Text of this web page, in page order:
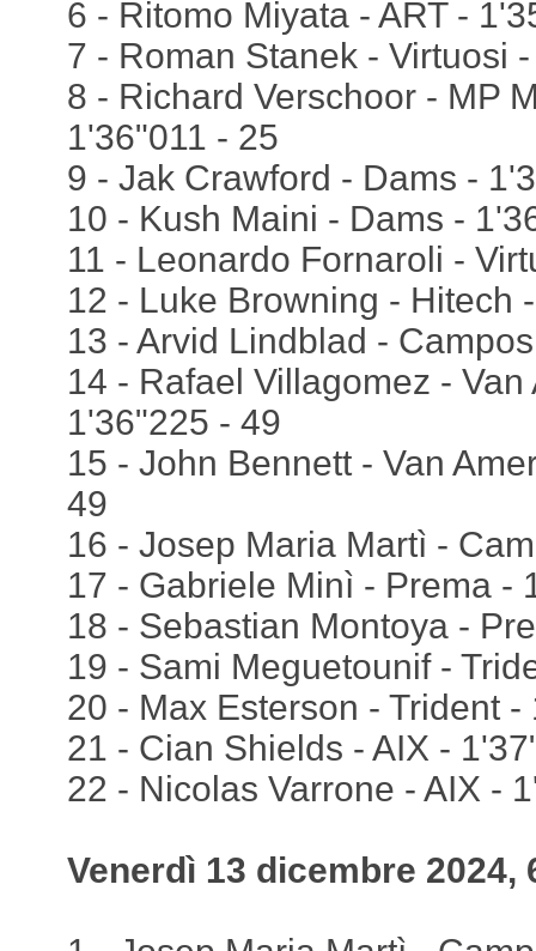
6 - Ritomo Miyata - ART -
7 - Roman Stanek - Virtuosi
8 - Richard Verschoor - MP
1'36"011 - 25
9 - Jak Crawford - Dams -
10 - Kush Maini - Dams -
11 - Leonardo Fornaroli -
12 - Luke Browning - Hitech
13 - Arvid Lindblad -
14 - Rafael Villagomez - Van
1'36"225 - 49
15 - John Bennett - Van
49
16 - Josep Maria Martì -
17 - Gabriele Minì - Prema -
18 - Sebastian Montoya -
19 - Sami Meguetounif -
20 - Max Esterson - Trident
21 - Cian Shields - AIX -
22 - Nicolas Varrone - AIX -
Venerdì 13 dicembre 2024,